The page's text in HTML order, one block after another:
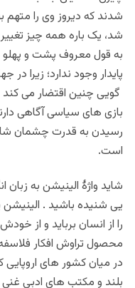
شدند که دیروز وی را
شد، یک باره همه چیز
به قول معروف پشت و
پایدار وجود ندارد؛ زیرا در
گویی چنین اقتضار می کند
بازی های سیاسی آگاهی
رسیدن به قدرت چشمان شان
است.
شاید واژۀ الینیشن به زبان
یی شنیده باشید . الینیشن
را از انسان برباید و از
محصول تراوش افکار
در میان کشور های
بلند و مکتب های ادبی